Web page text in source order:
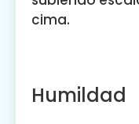
cima.
Humildad